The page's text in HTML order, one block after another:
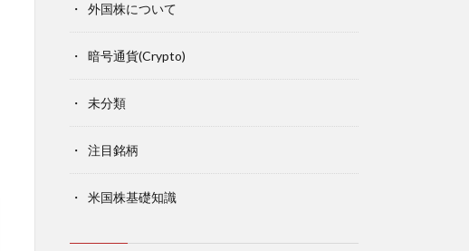
外国株について
暗号通貨(Crypto)
未分類
注目銘柄
米国株基礎知識